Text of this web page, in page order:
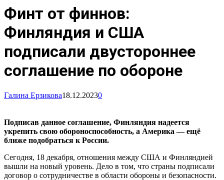
Финт от финнов:
Финляндия и США
подписали двустороннее
соглашение по обороне
Галина Ерзикова18.12.20230
Подписав данное соглашение, Финляндия надеется
укрепить свою обороноспособность, а Америка — ещё
ближе подобраться к России.
Сегодня, 18 декабря, отношения между США и Финляндией
вышли на новый уровень. Дело в том, что страны подписали
договор о сотрудничестве в области обороны и безопасности.